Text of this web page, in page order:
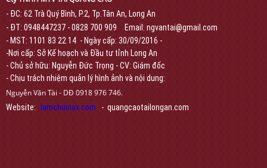
- ĐC: 62 Trà Quý Bình, P.2, Tp.Tân An, Long An
- ĐT: 0948447237 - 0828 700 909 - Email: ngvantai@gmail.com
- MST: 1101 83 22 14 - Ngày cấp: 30/09/2016 -
-Nơi cấp: Sở Kế hoạch và Đầu tư tỉnh Long An
- Chủ sở hữu: Nguyễn Đức Trọng - CV: Giám đốc
- Chịu trách nhiệm quản lý hình ảnh và nội dung:
Nguyễn Văn Tài - DĐ 0918 976 746.
Website: lamchuinox.com - quangcaotailongan.com